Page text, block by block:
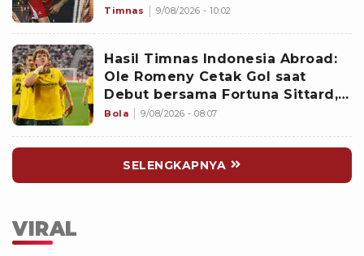
Kasta Teratas
Timnas 9/08/2026 - 10:02
Hasil Timnas Indonesia Abroad:
Ole Romeny Cetak Gol saat
Debut bersama Fortuna Sittard,
Justin Hubner Main Penuh
Bola 9/08/2026 - 08:07
SELENGKAPNYA
VIRAL